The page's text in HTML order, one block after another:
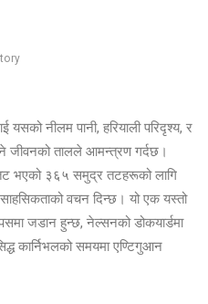
यसको नीलम पानी, हरियाली परिदृश्य, र
जीवनको तालले आमन्त्रण गर्दछ।
भएको ३६५ समुद्र तटहरूको लागि
वचन दिन्छ। यो एक यस्तो
जडान हुन्छ, नेल्सनको डोकयार्डमा
कार्निभलको समयमा एण्टिगुआन